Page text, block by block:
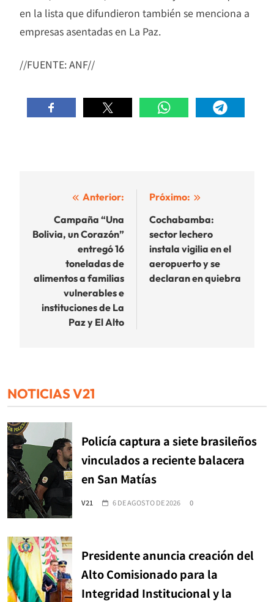
en la lista que difundieron también se menciona a
empresas asentadas en La Paz.
//FUENTE: ANF//
Navegación
entradas
Anterior:
Campaña “Una
Bolivia, un Corazón”
entregó 16
toneladas de
alimentos a familias
vulnerables e
instituciones de La
Paz y El Alto
Próximo:
Cochabamba:
sector lechero
instala vigilia en el
aeropuerto y se
declaran en quiebra
NOTICIAS V21
Policía captura a siete brasileños
vinculados a reciente balacera
en San Matías
V21 6 DE AGOSTO DE 2026 0
Presidente anuncia creación del
Alto Comisionado para la
Integridad Institucional y la